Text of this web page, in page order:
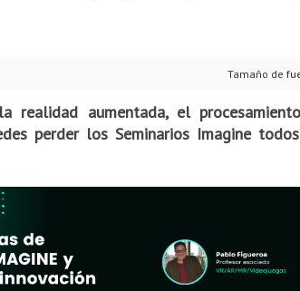
Tamaño de
realidad aumentada, el
perder los Seminarios Imagine